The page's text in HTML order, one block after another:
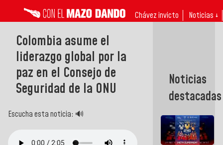
Chávez invicto Noticias ↓
Colombia asume el
liderazgo global por la
paz en el Consejo de
Seguridad de la ONU
Escucha esta noticia: 🔊
Noticias
destacadas